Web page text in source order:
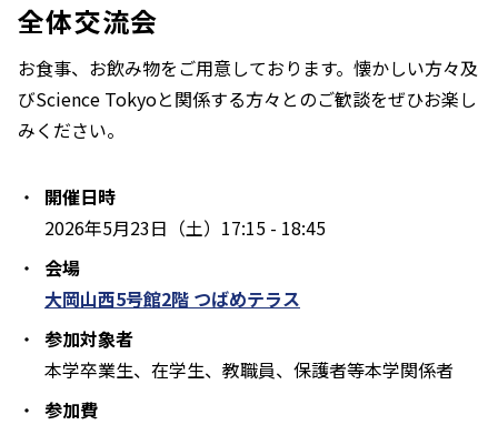
全体交流会
お食事、お飲み物をご用意しております。懐かしい方々及
びScience Tokyoと関係する方々とのご歓談をぜひお楽し
みください。
開催日時
2026年5月23日（土）17:15 - 18:45
会場
大岡山西5号館2階 つばめテラス
参加対象者
本学卒業生、在学生、教職員、保護者等本学関係者
参加費